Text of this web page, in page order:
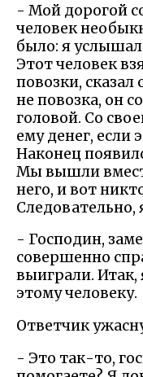
- Мой дорогой
человек
было: я
Этот человек
повозки,
не повозка, он
головой. Со
ему денег, если
Наконец
Мы вышли
него, и вот
Следовательно,
- Господин,
совершенно
выиграли. Итак,
этому человеку.
Ответчик
- Это так-то,